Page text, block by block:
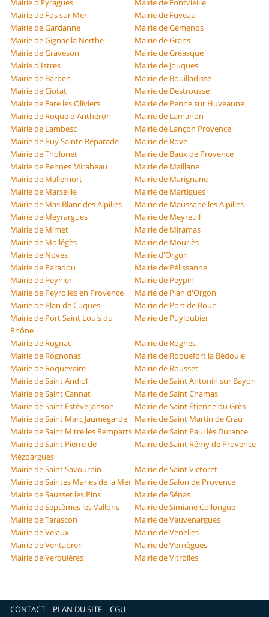
Mairie d'Eyragues
Mairie de Fontvieille
Mairie de Fos sur Mer
Mairie de Fuveau
Mairie de Gardanne
Mairie de Gémenos
Mairie de Gignac la Nerthe
Mairie de Grans
Mairie de Graveson
Mairie de Gréasque
Mairie d'Istres
Mairie de Jouques
Mairie de Barben
Mairie de Bouilladisse
Mairie de Ciotat
Mairie de Destrousse
Mairie de Fare les Oliviers
Mairie de Penne sur Huveaune
Mairie de Roque d'Anthéron
Mairie de Lamanon
Mairie de Lambesc
Mairie de Lançon Provence
Mairie de Puy Sainte Réparade
Mairie de Rove
Mairie de Tholonet
Mairie de Baux de Provence
Mairie de Pennes Mirabeau
Mairie de Maillane
Mairie de Mallemort
Mairie de Marignane
Mairie de Marseille
Mairie de Martigues
Mairie de Mas Blanc des Alpilles
Mairie de Maussane les Alpilles
Mairie de Meyrargues
Mairie de Meyreuil
Mairie de Mimet
Mairie de Miramas
Mairie de Mollégès
Mairie de Mouriès
Mairie de Noves
Mairie d'Orgon
Mairie de Paradou
Mairie de Pélissanne
Mairie de Peynier
Mairie de Peypin
Mairie de Peyrolles en Provence
Mairie de Plan d'Orgon
Mairie de Plan de Cuques
Mairie de Port de Bouc
Mairie de Port Saint Louis du
Rhône
Mairie de Puyloubier
Mairie de Rognac
Mairie de Rognes
Mairie de Rognonas
Mairie de Roquefort la Bédoule
Mairie de Roquevaire
Mairie de Rousset
Mairie de Saint Andiol
Mairie de Saint Antonin sur Bayon
Mairie de Saint Cannat
Mairie de Saint Chamas
Mairie de Saint Estève Janson
Mairie de Saint Étienne du Grès
Mairie de Saint Marc Jaumegarde
Mairie de Saint Martin de Crau
Mairie de Saint Mitre les Remparts Mairie de Saint Paul lès Durance
Mairie de Saint Pierre de
Mézoargues
Mairie de Saint Rémy de Provence
Mairie de Saint Savournin
Mairie de Saint Victoret
Mairie de Saintes Maries de la Mer Mairie de Salon de Provence
Mairie de Sausset les Pins
Mairie de Sénas
Mairie de Septèmes les Vallons
Mairie de Simiane Collongue
Mairie de Tarascon
Mairie de Vauvenargues
Mairie de Velaux
Mairie de Venelles
Mairie de Ventabren
Mairie de Vernègues
Mairie de Verquières
Mairie de Vitrolles
CONTACT PLAN DU SITE CGU